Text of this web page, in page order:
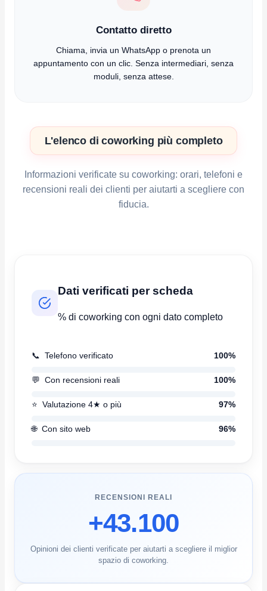
L'elenco di coworking più completo
Informazioni verificate su coworking: orari, telefoni e
recensioni reali dei clienti per aiutarti a scegliere con
fiducia.
Dati verificati per scheda
% di coworking con ogni dato completo
📞 Telefono verificato 100%
💬 Con recensioni reali 100%
⭐ Valutazione 4★ o più 97%
🌐 Con sito web 96%
RECENSIONI REALI
+43.100
Opinioni dei clienti verificate per aiutarti a scegliere il miglior
spazio di coworking.
Contatto diretto
Chiama, invia un WhatsApp o prenota un
appuntamento con un clic. Senza intermediari, senza
moduli, senza attese.